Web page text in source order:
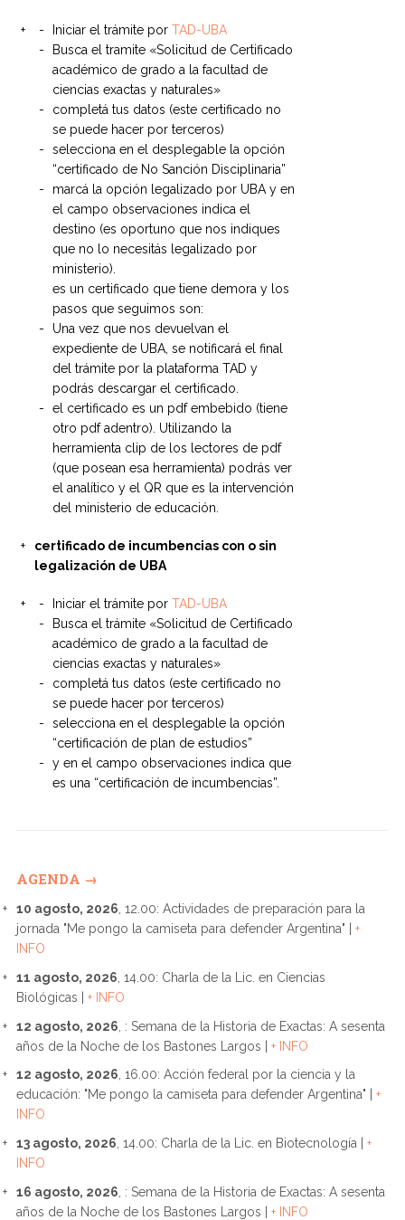
Iniciar el trámite porTAD-UBA
Busca el tramite «Solicitud de Certificado
académico de grado a la facultad de
ciencias exactas y naturales»
completá tus datos (este certificado no
se puede hacer por terceros)
selecciona en el desplegable la opción
“certificado de No Sanción Disciplinaria”
marcá la opción legalizado por UBA y en
el campo observaciones indica el
destino (es oportuno que nos indiques
que no lo necesitás legalizado por
ministerio).
es un certificado que tiene demora y los
pasos que seguimos son:
Una vez que nos devuelvan el
expediente de UBA, se notificará el final
del trámite por la plataforma TAD y
podrás descargar el certificado.
el certificado es un pdf embebido (tiene
otro pdf adentro). Utilizando la
herramienta clip de los lectores de pdf
(que posean esa herramienta) podrás ver
el analítico y el QR que es la intervención
del ministerio de educación.
certificado de incumbencias con o sin
legalización de UBA
Iniciar el trámite porTAD-UBA
Busca el trámite «Solicitud de Certificado
académico de grado a la facultad de
ciencias exactas y naturales»
completá tus datos (este certificado no
se puede hacer por terceros)
selecciona en el desplegable la opción
“certificación de plan de estudios”
y en el campo observaciones indica que
es una “certificación de incumbencias”.
AGENDA →
10 agosto, 2026 , 12.00: Actividades de preparación para la
jornada "Me pongo la camiseta para defender Argentina" | +
INFO
11 agosto, 2026 , 14.00: Charla de la Lic. en Ciencias
Biológicas | + INFO
12 agosto, 2026 , : Semana de la Historia de Exactas: A sesenta
años de la Noche de los Bastones Largos | + INFO
12 agosto, 2026, 16.00: Acción federal por la ciencia y la
educación: "Me pongo la camiseta para defender Argentina" | +
INFO
13 agosto, 2026 , 14.00: Charla de la Lic. en Biotecnología | +
INFO
16 agosto, 2026 , : Semana de la Historia de Exactas: A sesenta
años de la Noche de los Bastones Largos | + INFO